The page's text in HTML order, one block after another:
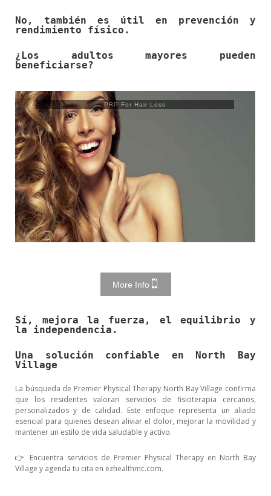
No, también es útil en prevención y
rendimiento físico.
¿Los adultos mayores pueden
beneficiarse?
Trusculpt Flex
More Info
Sí, mejora la fuerza, el equilibrio y
la independencia.
Una solución confiable en North Bay
Village
La búsqueda de Premier Physical Therapy North Bay Village confirma
que los residentes valoran servicios de fisioterapia cercanos,
personalizados y de calidad. Este enfoque representa un aliado
esencial para quienes desean aliviar el dolor, mejorar la movilidad y
mantener un estilo de vida saludable y activo.
👉 Encuentra servicios de Premier Physical Therapy en North Bay
Village y agenda tu cita en ezhealthmc.com.